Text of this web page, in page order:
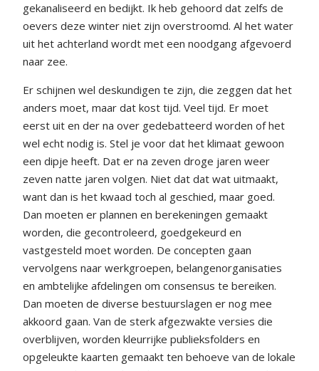
gekanaliseerd en bedijkt. Ik heb gehoord dat zelfs de
oevers deze winter niet zijn overstroomd. Al het water
uit het achterland wordt met een noodgang afgevoerd
naar zee.
Er schijnen wel deskundigen te zijn, die zeggen dat het
anders moet, maar dat kost tijd. Veel tijd. Er moet
eerst uit en der na over gedebatteerd worden of het
wel echt nodig is. Stel je voor dat het klimaat gewoon
een dipje heeft. Dat er na zeven droge jaren weer
zeven natte jaren volgen. Niet dat dat wat uitmaakt,
want dan is het kwaad toch al geschied, maar goed.
Dan moeten er plannen en berekeningen gemaakt
worden, die gecontroleerd, goedgekeurd en
vastgesteld moet worden. De concepten gaan
vervolgens naar werkgroepen, belangenorganisaties
en ambtelijke afdelingen om consensus te bereiken.
Dan moeten de diverse bestuurslagen er nog mee
akkoord gaan. Van de sterk afgezwakte versies die
overblijven, worden kleurrijke publieksfolders en
opgeleukte kaarten gemaakt ten behoeve van de lokale